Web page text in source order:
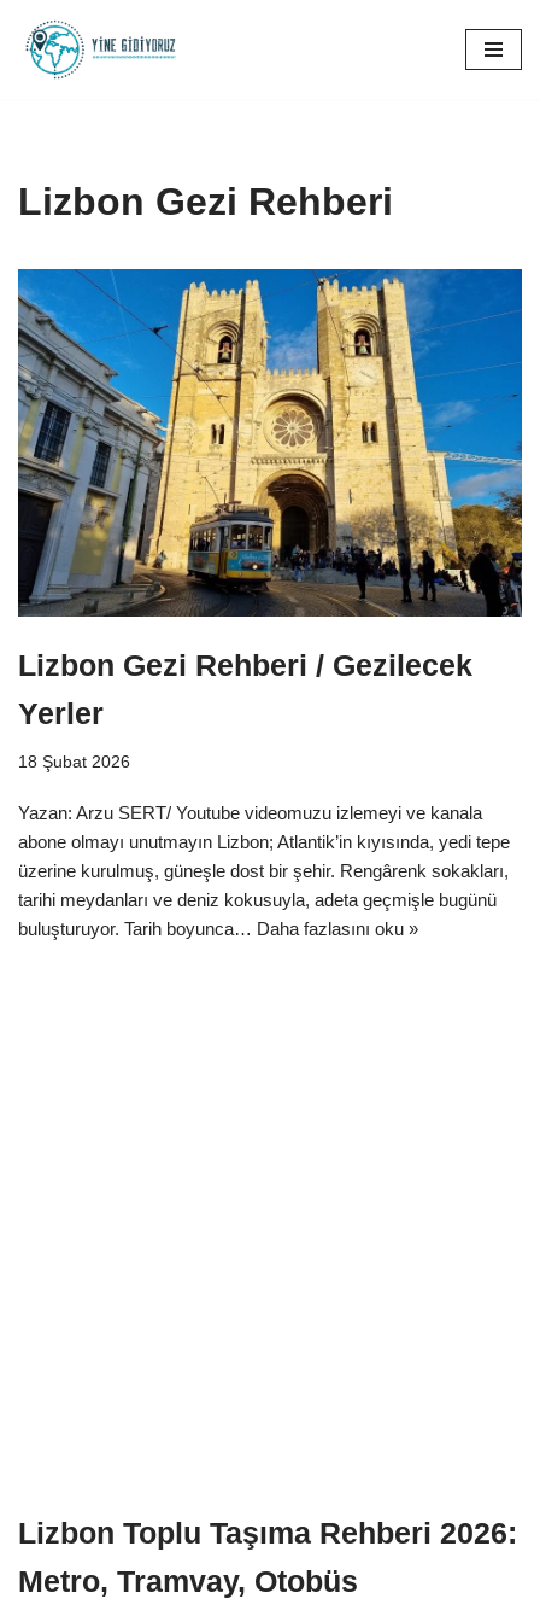
İçeriğe
Lizbon Gezi Rehberi
Lizbon Gezi Rehberi / Gezilecek
Yerler
18 Şubat 2026
Yazan: Arzu SERT/ Youtube videomuzu izlemeyi ve kanala
abone olmayı unutmayın Lizbon; Atlantik’in kıyısında, yedi tepe
üzerine kurulmuş, güneşle dost bir şehir. Rengârenk sokakları,
tarihi meydanları ve deniz kokusuyla, adeta geçmişle bugünü
buluşturuyor. Tarih boyunca… Daha fazlasını oku »
Lizbon Toplu Taşıma Rehberi 2026:
Metro, Tramvay, Otobüs